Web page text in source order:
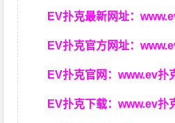
EV扑克最新网址：
EV扑克官方网址：
EV扑克官网：www.ev扑
EV扑克下载：www.ev扑